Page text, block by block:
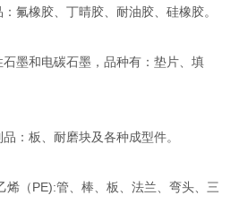
氟橡胶、丁晴胶、耐油胶、硅橡胶。
墨和电碳石墨，品种有：垫片、填
：板、耐磨块及各种成型件。
（PE):管、棒、板、法兰、弯头、三